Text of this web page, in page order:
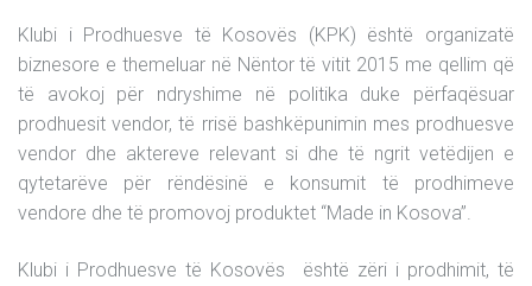
Klubi i Prodhuesve të Kosovës (KPK) është organizatë
biznesore e themeluar në Nëntor të vitit 2015 me qellim që
të avokoj për ndryshime në politika duke përfaqësuar
prodhuesit vendor, të rrisë bashkëpunimin mes prodhuesve
vendor dhe aktereve relevant si dhe të ngrit vetëdijen e
qytetarëve për rëndësinë e konsumit të prodhimeve
vendore dhe të promovoj produktet “Made in Kosova”.
Klubi i Prodhuesve të Kosovës është zëri i prodhimit, të